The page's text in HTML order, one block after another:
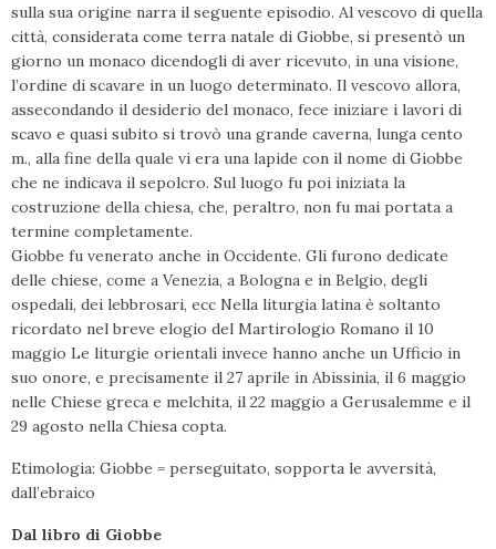
sulla sua origine narra il seguente episodio. Al vescovo di quella
città, considerata come terra natale di Giobbe, si presentò un
giorno un monaco dicendogli di aver ricevuto, in una visione,
l’ordine di scavare in un luogo determinato. Il vescovo allora,
assecondando il desiderio del monaco, fece iniziare i lavori di
scavo e quasi subito si trovò una grande caverna, lunga cento
m., alla fine della quale vi era una lapide con il nome di Giobbe
che ne indicava il sepolcro. Sul luogo fu poi iniziata la
costruzione della chiesa, che, peraltro, non fu mai portata a
termine completamente.
Giobbe fu venerato anche in Occidente. Gli furono dedicate
delle chiese, come a Venezia, a Bologna e in Belgio, degli
ospedali, dei lebbrosari, ecc Nella liturgia latina è soltanto
ricordato nel breve elogio del Martirologio Romano il 10
maggio Le liturgie orientali invece hanno anche un Ufficio in
suo onore, e precisamente il 27 aprile in Abissinia, il 6 maggio
nelle Chiese greca e melchita, il 22 maggio a Gerusalemme e il
29 agosto nella Chiesa copta.
Etimologia: Giobbe = perseguitato, sopporta le avversità,
dall’ebraico
Dal libro di Giobbe